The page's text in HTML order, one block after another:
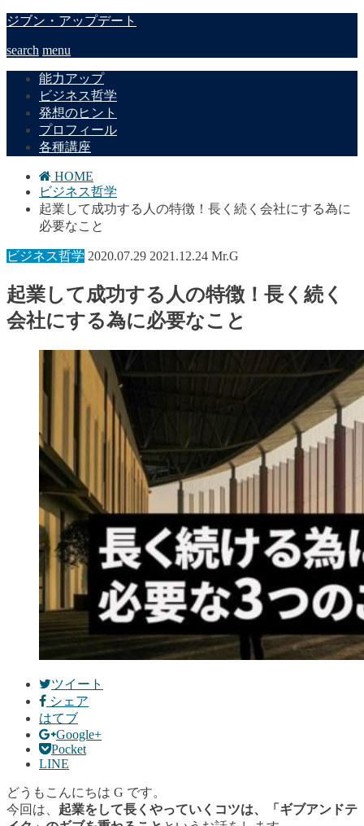
ジブン・アップデート
search menu
能力アップ
ビジネス哲学
発想のヒント
プロフィール
各種講座
HOME
ビジネス哲学
起業して成功する人の特徴！長く続く会社にする為に
必要なこと
ビジネス哲学 2020.07.29 2021.12.24 Mr.G
起業して成功する人の特徴！長く続く
会社にする為に必要なこと
ツイート
シェア
はてブ
Google+
Pocket
LINE
どうもこんにちは G です。
今回は、 起業をして長くやっていくコツは、「ギブアンドテ